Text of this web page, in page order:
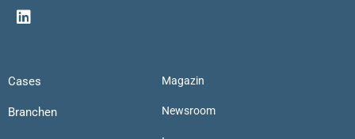
Cases
Branchen
Magazin
Newsroom